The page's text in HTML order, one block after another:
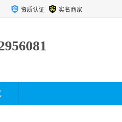
资质认证 实名商家